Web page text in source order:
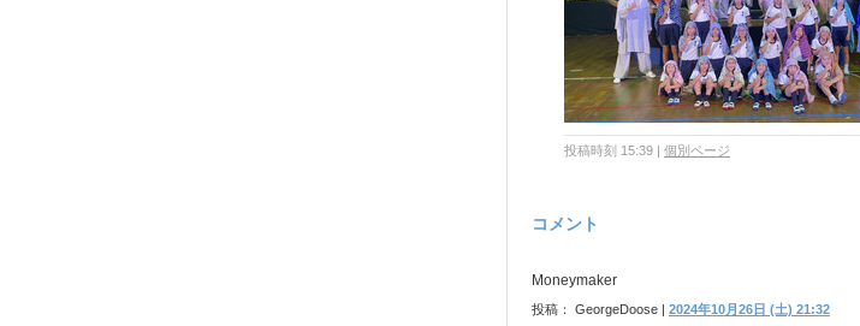
投稿時刻 15:39 | 個別ページ
コメント
Moneymaker
投稿： GeorgeDoose | 2024年10月26日 (土) 21:32